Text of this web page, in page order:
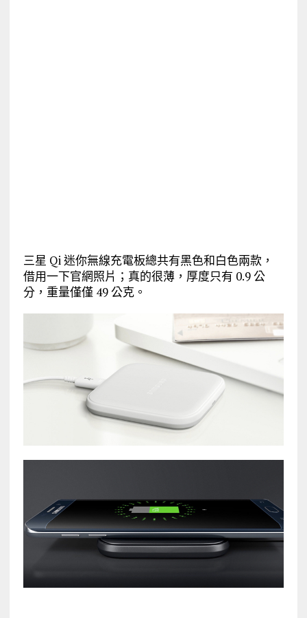
三星 Qi 迷你無線充電板總共有黑色和白色兩款，
借用一下官網照片；真的很薄，厚度只有 0.9 公
分，重量僅僅 49 公克。